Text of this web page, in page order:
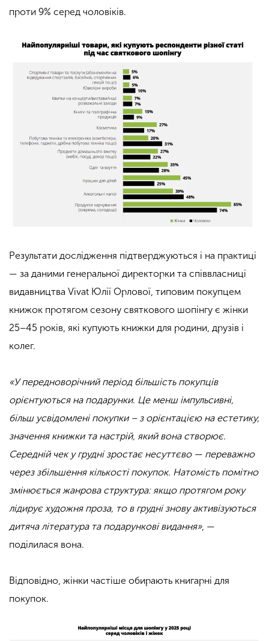
проти 9% серед чоловіків.
Результати дослідження підтверджуються і на практиці
— за даними генеральної директорки та співвласниці
видавництва Vivat Юлії Орлової, типовим покупцем
книжок протягом сезону святкового шопінгу є жінки
25–45 років, які купують книжки для родини, друзів і
колег.
«У передноворічний період більшість покупців
орієнтуються на подарунки. Це менш імпульсивні,
більш усвідомлені покупки – з орієнтацією на естетику,
значення книжки та настрій, який вона створює.
Середній чек у грудні зростає несуттєво — переважно
через збільшення кількості покупок. Натомість помітно
змінюється жанрова структура: якщо протягом року
лідирує художня проза, то в грудні знову активізуються
дитяча література та подарункові видання», —
поділилася вона.
Відповідно, жінки частіше обирають книгарні для
покупок.